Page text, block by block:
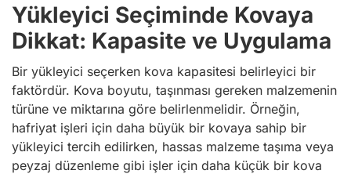
Yükleyici Seçiminde Kovaya
Dikkat: Kapasite ve Uygulama
Bir yükleyici seçerken kova kapasitesi belirleyici bir
faktördür. Kova boyutu, taşınması gereken malzemenin
türüne ve miktarına göre belirlenmelidir. Örneğin,
hafriyat işleri için daha büyük bir kovaya sahip bir
yükleyici tercih edilirken, hassas malzeme taşıma veya
peyzaj düzenleme gibi işler için daha küçük bir kova